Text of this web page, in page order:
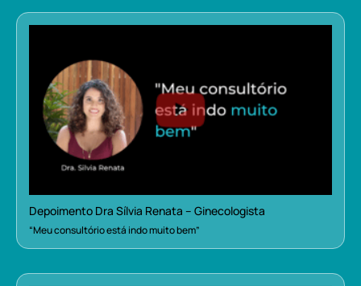
Depoimento Dra Sílvia Renata – Ginecologista
“Meu consultório está indo muito bem”